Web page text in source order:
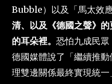
Bubble）以及「馬太效
清、以及《德國之聲》
的耳朵裡。 恐怕九成民
德國媒體說了「繼續推
理雙邊關係最終實現統一